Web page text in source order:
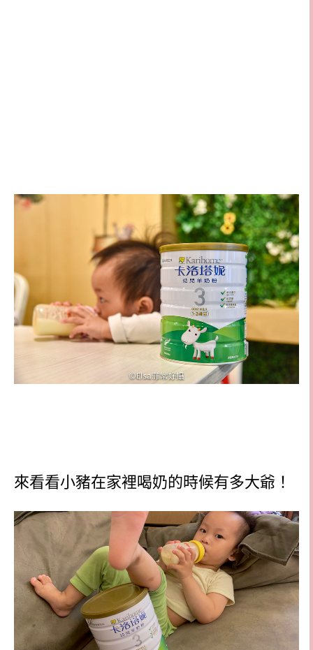
來看看小豬在家裡喝奶的時候有多大爺！